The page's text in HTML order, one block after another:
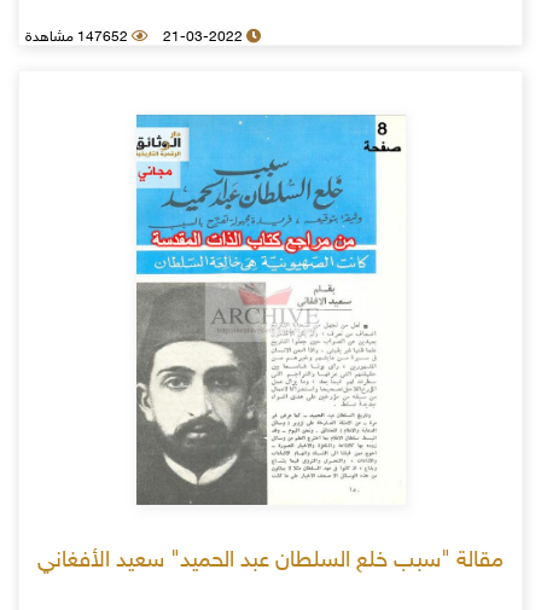
21-03-2022 147652 مشاهدة
مقالة "سبب خلع السلطان عبد الحميد" سعيد الأفغاني